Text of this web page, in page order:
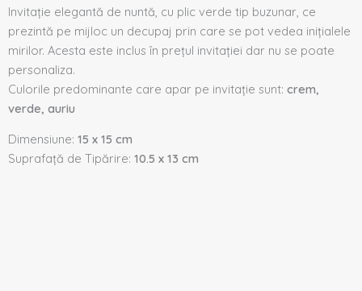
Invitație elegantă de nuntă, cu plic verde tip buzunar, ce
prezintă pe mijloc un decupaj prin care se pot vedea inițialele
mirilor. Acesta este inclus în prețul invitației dar nu se poate
personaliza.
Culorile predominante care apar pe invitație sunt: crem,
verde, auriu
Dimensiune: 15 x 15 cm
Suprafață de Tipărire: 10.5 x 13 cm